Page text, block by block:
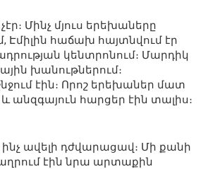
Մինչ մյուս երեխաները
Էմիլին հաճախ հայտնվում էր
կենտրոնում։ Մարդիկ
խանութներում։
էին։ Որոշ երեխաներ մատ
անզգայուն հարցեր էին տալիս։
ավելի դժվարացավ։ Մի քանի
էին նրա արտաքին